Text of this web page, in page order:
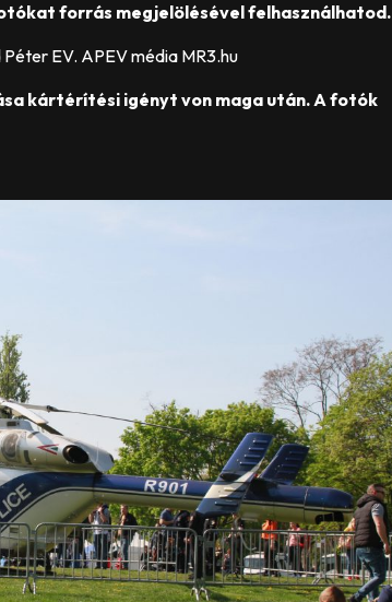
forrás megjelölésével felhasználhatod.
EV. APEV média MR3.hu
kártérítési igényt von maga után. A fotók